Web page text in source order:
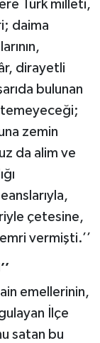
Türk milleti,
daima
dirayetli
bulunan
zemin
da alim ve
çetesine,
vermişti.’’
emellerinin,
İlçe
satan bu